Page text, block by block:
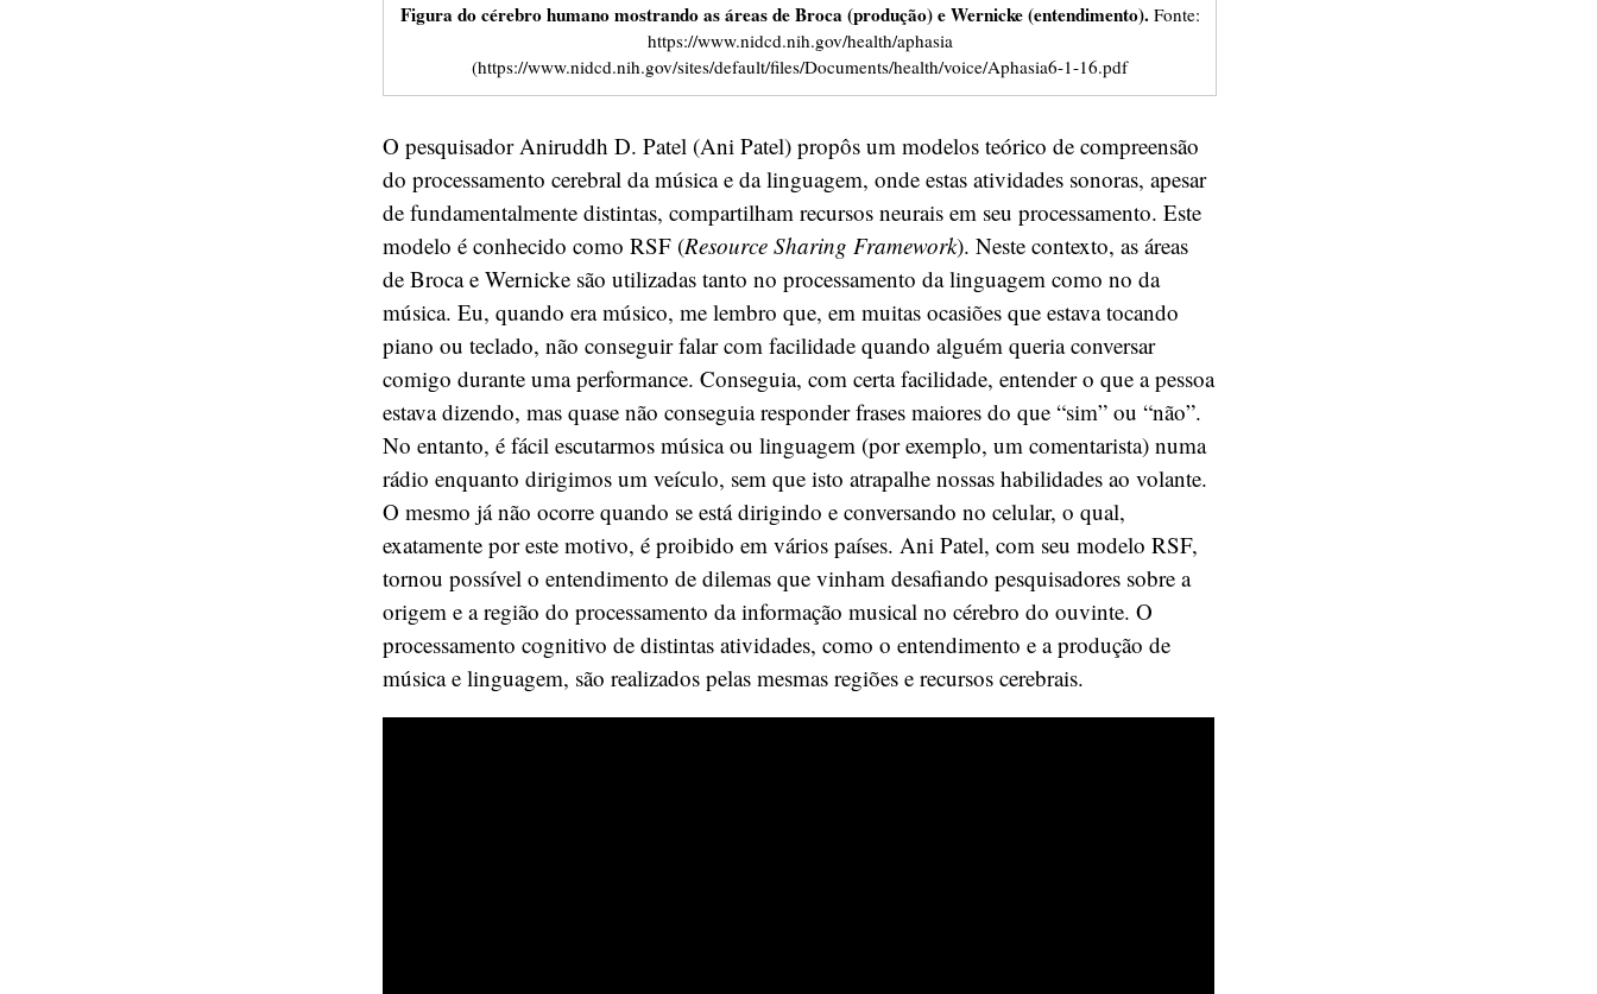
Figura do cérebro humano mostrando as áreas de Broca (produção) e Wernicke (entendimento). Fonte:
https://www.nidcd.nih.gov/health/aphasia
(https://www.nidcd.nih.gov/sites/default/files/Documents/health/voice/Aphasia6-1-16.pdf
O pesquisador Aniruddh D. Patel (Ani Patel) propôs um modelos teórico de compreensão
do processamento cerebral da música e da linguagem, onde estas atividades sonoras, apesar
de fundamentalmente distintas, compartilham recursos neurais em seu processamento. Este
modelo é conhecido como RSF (Resource Sharing Framework). Neste contexto, as áreas
de Broca e Wernicke são utilizadas tanto no processamento da linguagem como no da
música. Eu, quando era músico, me lembro que, em muitas ocasiões que estava tocando
piano ou teclado, não conseguir falar com facilidade quando alguém queria conversar
comigo durante uma performance. Conseguia, com certa facilidade, entender o que a pessoa
estava dizendo, mas quase não conseguia responder frases maiores do que “sim” ou “não”.
No entanto, é fácil escutarmos música ou linguagem (por exemplo, um comentarista) numa
rádio enquanto dirigimos um veículo, sem que isto atrapalhe nossas habilidades ao volante.
O mesmo já não ocorre quando se está dirigindo e conversando no celular, o qual,
exatamente por este motivo, é proibido em vários países. Ani Patel, com seu modelo RSF,
tornou possível o entendimento de dilemas que vinham desafiando pesquisadores sobre a
origem e a região do processamento da informação musical no cérebro do ouvinte. O
processamento cognitivo de distintas atividades, como o entendimento e a produção de
música e linguagem, são realizados pelas mesmas regiões e recursos cerebrais.